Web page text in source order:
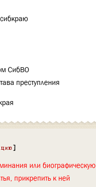
СибВО
преступления
]
или биографическую
прикрепить к ней